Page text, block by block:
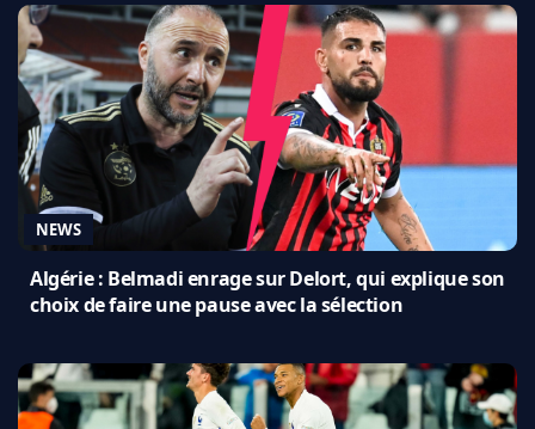
NEWS
Algérie : Belmadi enrage sur Delort, qui explique son
choix de faire une pause avec la sélection